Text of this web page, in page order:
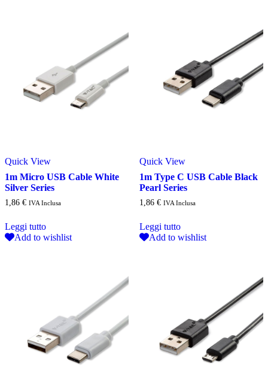
Quick View
1m Micro USB Cable White
Silver Series
1,86 € IVA Inclusa
Leggi tutto
Add to wishlist
Quick View
1m Type C USB Cable Black
Pearl Series
1,86 € IVA Inclusa
Leggi tutto
Add to wishlist